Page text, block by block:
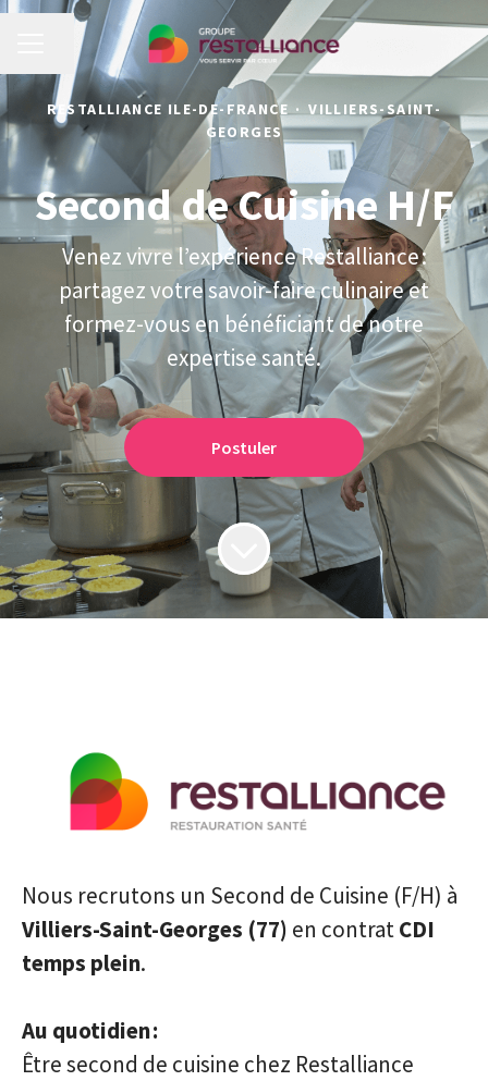
MENU CARRIÈRE
Partager la page
RESTALLIANCE ILE-DE-FRANCE · VILLIERS-SAINT-
GEORGES
Second de Cuisine H/F
Venez vivre l’expérience Restalliance :
partagez votre savoir-faire culinaire et
formez-vous en bénéficiant de notre
expertise santé.
Postuler
Nous recrutons un Second de Cuisine (F/H) à
Villiers-Saint-Georges (77) en contratCDI
temps plein.
Au quotidien :
Être second de cuisine chez Restalliance